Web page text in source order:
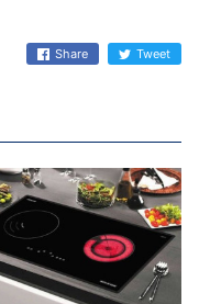
Share Tweet